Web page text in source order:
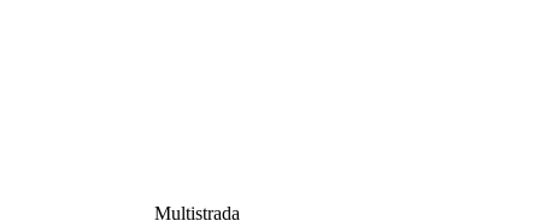
Multistrada